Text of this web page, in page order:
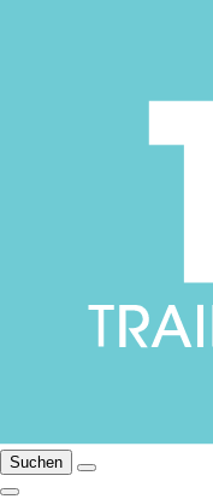
Suchen